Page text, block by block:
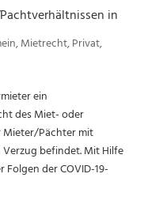
in
,Mietrecht,Privat,
ein
des Miet- oder
Mieter/Pächter mit
befindet. Mit Hilfe
der COVID-19-